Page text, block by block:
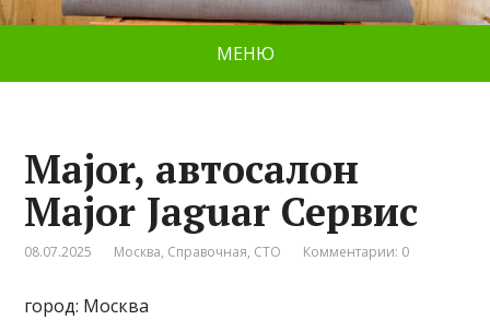
МЕНЮ
Major, автосалон
Major Jaguar Сервис
08.07.2025 Москва, Справочная, СТО Комментарии: 0
город: Москва